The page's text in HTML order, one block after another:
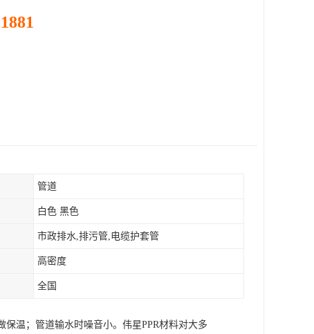
管道
白色 黑色
市政排水,排污管,电缆护套管
高密度
全国
温；管道输水时噪音小。伟星PPR材料对大多